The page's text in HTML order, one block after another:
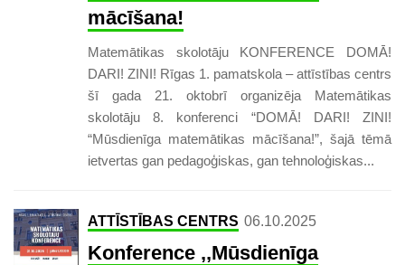
mācīšana!
Matemātikas skolotāju KONFERENCE DOMĀ!
DARI! ZINI! Rīgas 1. pamatskola – attīstības centrs
šī gada 21. oktobrī organizēja Matemātikas
skolotāju 8. konferenci “DOMĀ! DARI! ZINI!
“Mūsdienīga matemātikas mācīšana!”, šajā tēmā
ietvertas gan pedagoģiskas, gan tehnoloģiskas...
ATTĪSTĪBAS CENTRS 06.10.2025
Konference ,,Mūsdienīga